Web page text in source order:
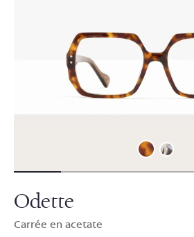
Odette
Carrée en acetate